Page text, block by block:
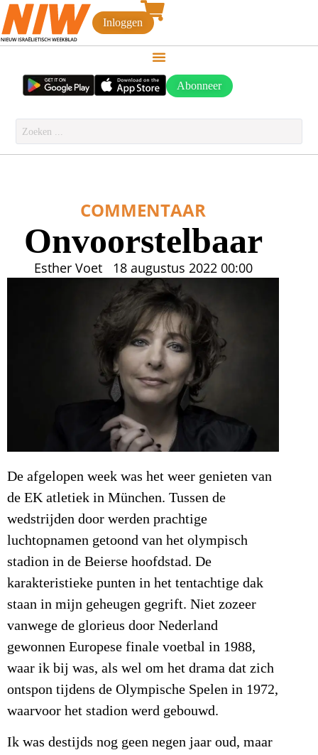
Inloggen
Abonneer
COMMENTAAR
Onvoorstelbaar
Esther Voet 18 augustus 2022 00:00
De afgelopen week was het weer genieten van
de EK atletiek in München. Tussen de
wedstrijden door werden prachtige
luchtopnamen getoond van het olympisch
stadion in de Beierse hoofdstad. De
karakteristieke punten in het tentachtige dak
staan in mijn geheugen gegrift. Niet zozeer
vanwege de glorieus door Nederland
gewonnen Europese finale voetbal in 1988,
waar ik bij was, als wel om het drama dat zich
ontspon tijdens de Olympische Spelen in 1972,
waarvoor het stadion werd gebouwd.
Ik was destijds nog geen negen jaar oud, maar